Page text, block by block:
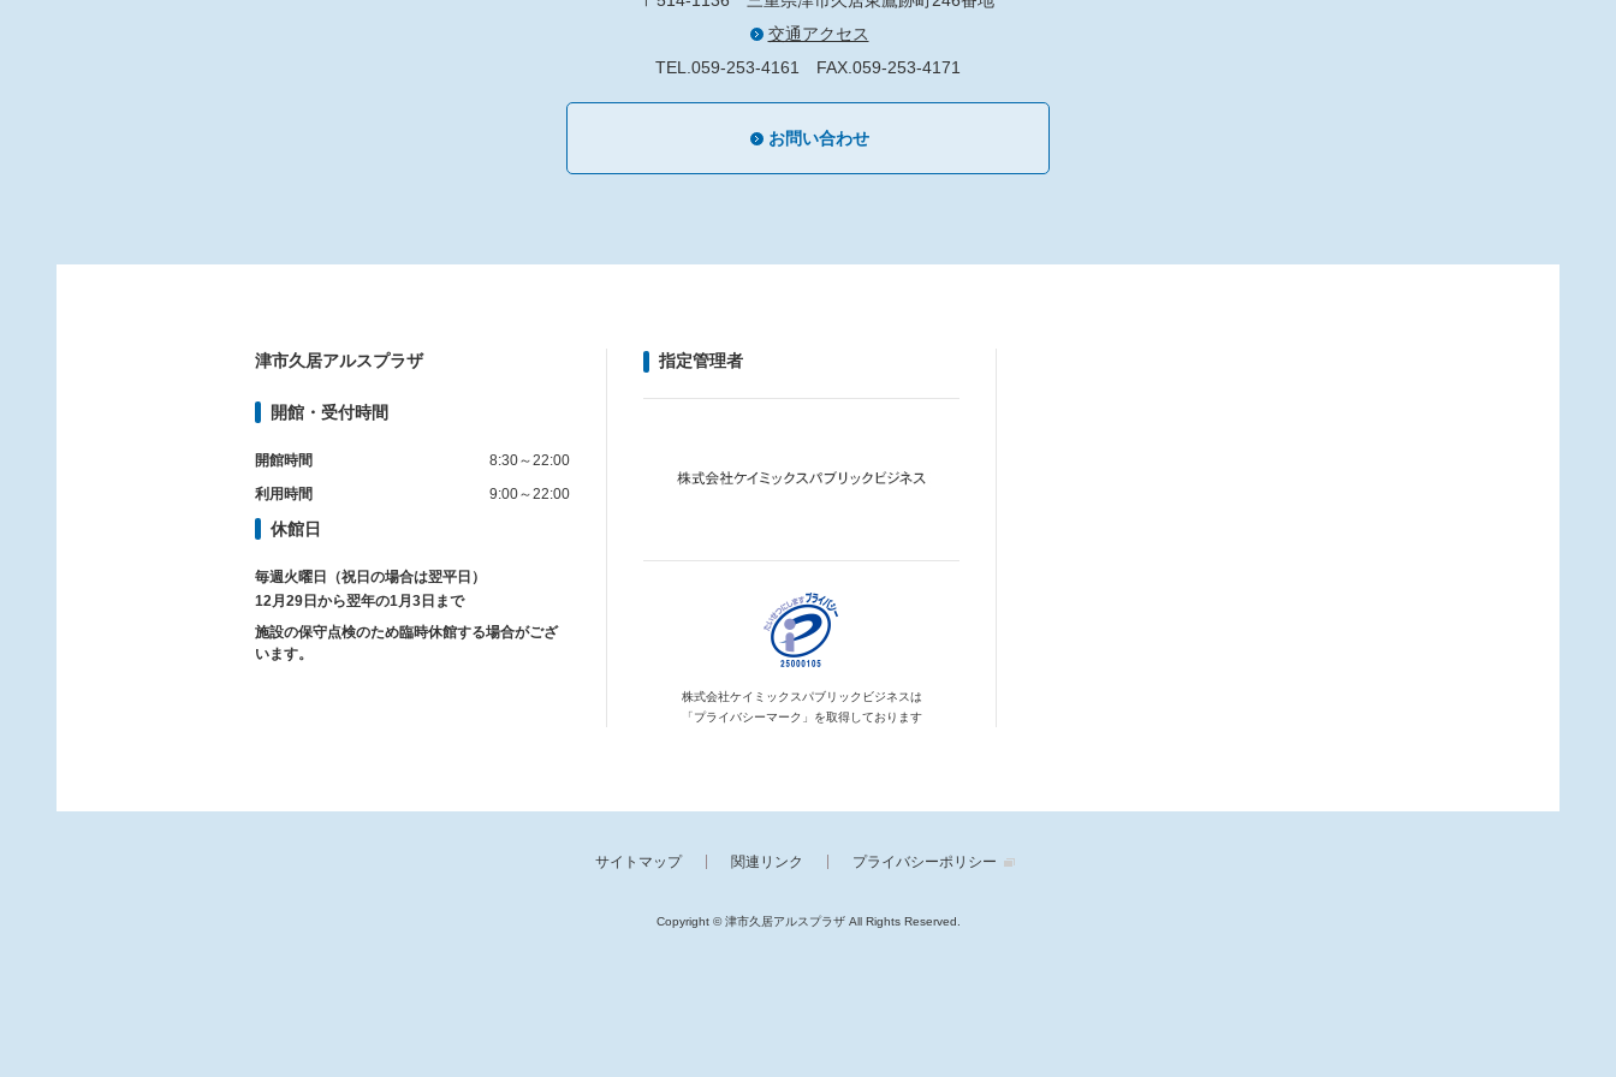
交通アクセス
TEL.059-253-4161 FAX.059-253-4171
お問い合わせ
津市久居アルスプラザ
開館・受付時間
開館時間
8:30～22:00
利用時間
9:00～22:00
休館日
毎週火曜日（祝日の場合は翌平日）
12月29日から翌年の1月3日まで
施設の保守点検のため臨時休館する場合がござ
います。
指定管理者
株式会社ケイミックス パブリックビジネスは
「プライバシーマーク」を取得しております
サイトマップ 関連リンク プライバシーポリシー
Copyright © 津市久居アルスプラザAll Rights Reserved.